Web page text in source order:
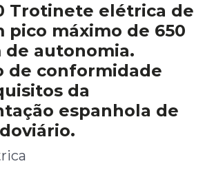
Trotinete elétrica de
pico máximo de 650
de autonomia.
de conformidade
da
espanhola de